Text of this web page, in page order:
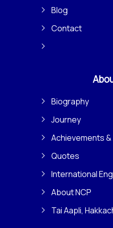
Blog
Contact
Biography
Journey
Achievements &
Quotes
International
About NCP
Tai Aapli,